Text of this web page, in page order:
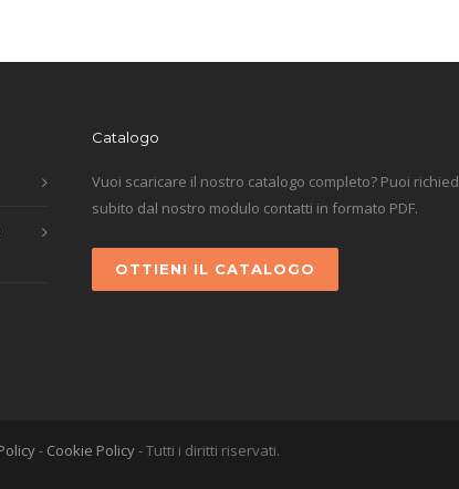
Catalogo
Vuoi scaricare il nostro catalogo completo? Puoi
subito dal nostro modulo contatti in formato PDF.
OTTIENI IL CATALOGO
- Cookie Policy- Tutti i diritti riservati.